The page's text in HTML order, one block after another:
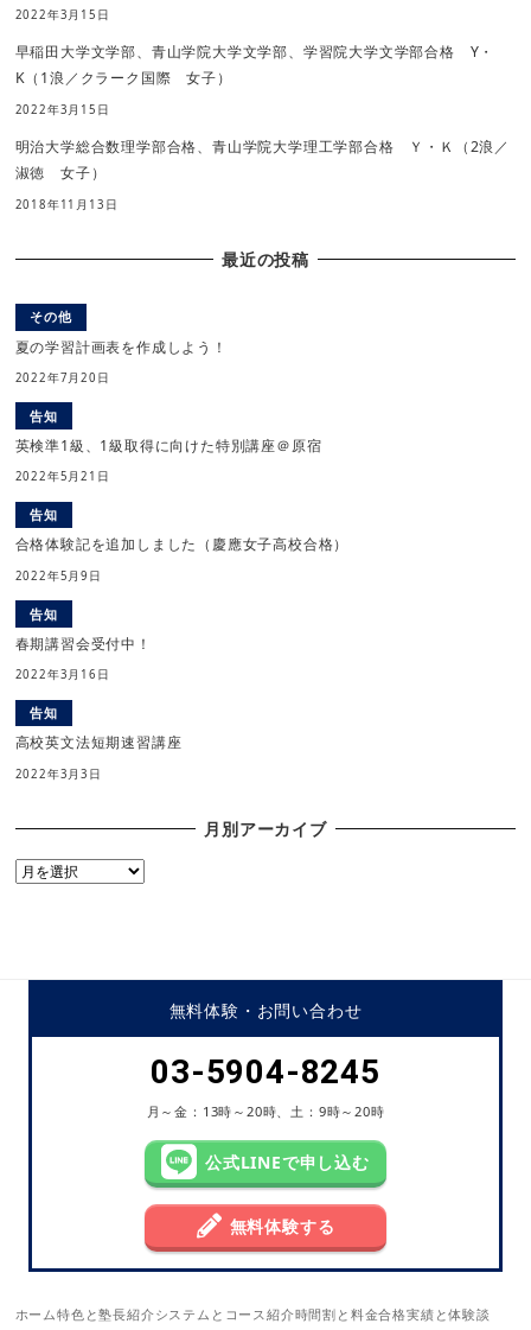
2022年3月15日
早稲田大学文学部、青山学院大学文学部、学習院大学文学部合格 Y・
K（1浪／クラーク国際 女子）
2022年3月15日
明治大学総合数理学部合格、青山学院大学理工学部合格 Ｙ・Ｋ（2浪／
淑徳 女子）
2018年11月13日
最近の投稿
その他
夏の学習計画表を作成しよう！
2022年7月20日
告知
英検準1級、1級取得に向けた特別講座＠原宿
2022年5月21日
告知
合格体験記を追加しました（慶應女子高校合格）
2022年5月9日
告知
春期講習会受付中！
2022年3月16日
告知
高校英文法短期速習講座
2022年3月3日
月別アーカイブ
月
無料体験・ お問い合わせ
03-5904-8245
月～金：13時～20時、土：9時～20時
公式LINEで申し込む
無料体験する
ホーム特色と塾長紹介システムとコース紹介時間割と料金合格実績と体験談